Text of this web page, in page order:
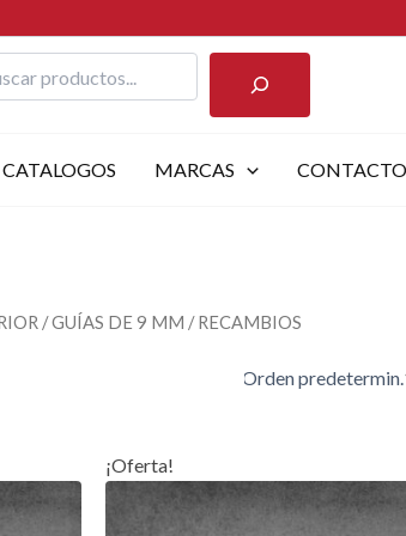
CATALOGOS MARCAS CONTACTO
/GUÍAS DE 9 MM / RECAMBIOS
¡Oferta!